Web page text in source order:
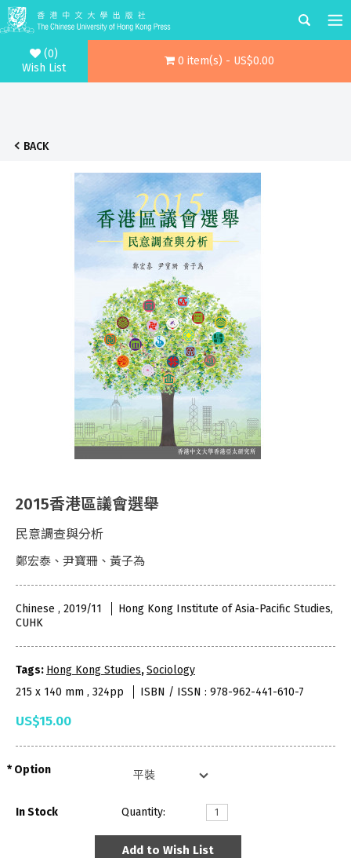
(0)
Wish List
0 item(s) - US$0.00
BACK
2015香港區議會選舉
民意調查與分析
鄭宏泰、尹寶珊、黃子為
Chinese , 2019/11
Hong Kong Institute of Asia-Pacific Studies,
CUHK
Tags: Hong Kong Studies,Sociology
215 x 140 mm , 324pp
ISBN / ISSN : 978-962-441-610-7
US$15.00
Option
In Stock Quantity:
Add to Wish List